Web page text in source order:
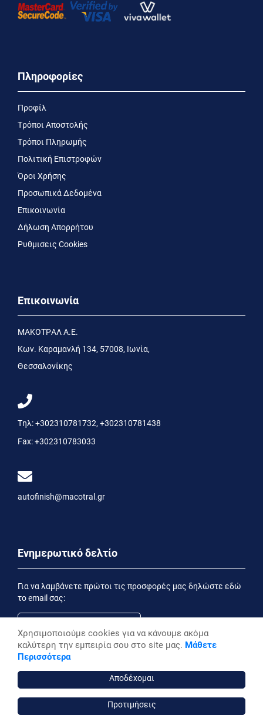
Πληροφορίες
Προφίλ
Τρόποι Αποστολής
Τρόποι Πληρωμής
Πολιτική Επιστροφών
Όροι Χρήσης
Προσωπικά Δεδομένα
Επικοινωνία
Δήλωση Απορρήτου
Ρυθμισεις Cookies
Επικοινωνία
MΑΚΟΤΡΑΛ Α.Ε.
Kων. Kαραμανλή 134, 57008, Ιωνία,
Θεσσαλονίκης
Τηλ:+302310781732, +302310781438
Fax:+302310783033
autofinish@macotral.gr
Ενημερωτικό δελτίο
Για να λαμβάνετε πρώτοι τις προσφορές μας δηλώστε εδώ
το email σας:
Εγγραφή
Έχοντας ενημερωθεί από την
επιθυμώ να λαμβάνω ενημερωτικά email
Powered by Stonewave
Χρησιμοποιούμε cookies για να κάνουμε ακόμα
καλύτερη την εμπειρία σου στο site μας. Μάθετε
Περισσότερα
Αποδέχομαι
Προτιμήσεις